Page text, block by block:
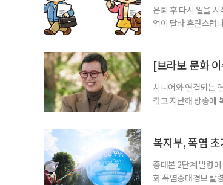
은퇴 후 다시 일을
업이 달라 혼란스럽
준비부터 구직 수당
업 지원 계획을 세
[브라보 문화
시니어와 연결되는
겪고 지난해 방송에
까. 오랜 방송 생활
복지부, 폭염
중대본 2단계 발령
화 폭염중대경보 발